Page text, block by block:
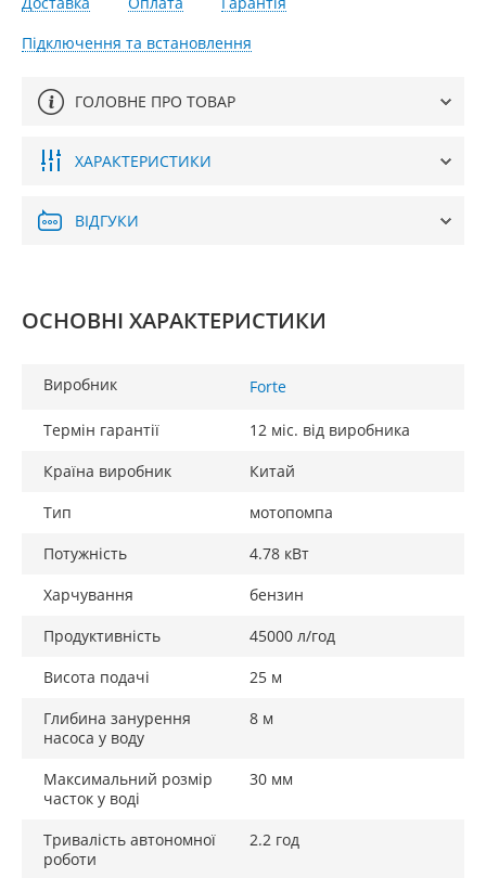
Підключення та встановлення
ГОЛОВНЕ ПРО ТОВАР
ХАРАКТЕРИСТИКИ
ВІДГУКИ
ОСНОВНІ ХАРАКТЕРИСТИКИ
Виробник Forte
Термін гарантії
12 міс. від виробника
Країна виробник
Китай
Тип
мотопомпа
Потужність
4.78 кВт
Харчування
бензин
Продуктивність
45000 л/год
Висота подачі
25 м
Глибина занурення
насоса у воду
8 м
Максимальний розмір
часток у воді
30 мм
Тривалість автономної
роботи
2.2 год